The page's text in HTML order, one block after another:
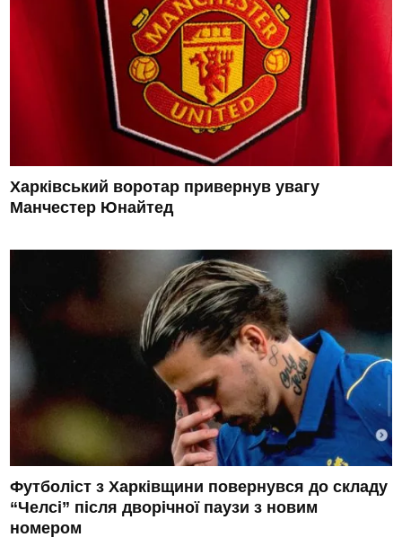
Харківський воротар привернув увагу
Манчестер Юнайтед
Футболіст з Харківщини повернувся до складу
“Челсі” після дворічної паузи з новим
номером